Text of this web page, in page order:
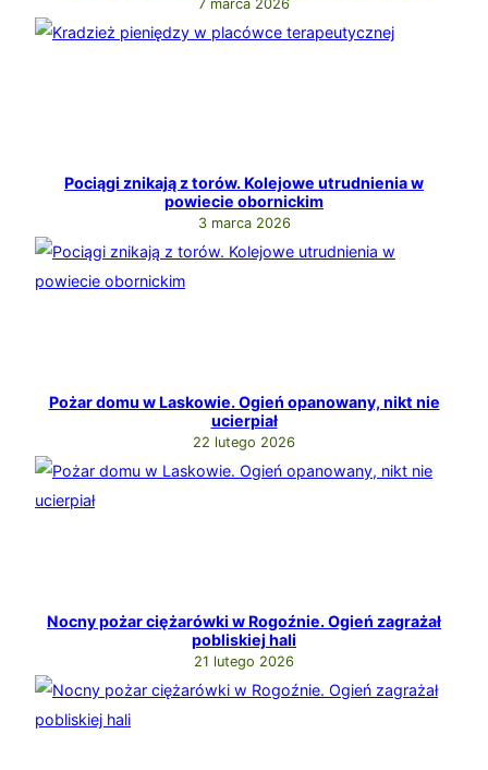
7 marca 2026
Pociągi znikają z torów. Kolejowe utrudnienia w
powiecie obornickim
3 marca 2026
Pożar domu w Laskowie. Ogień opanowany, nikt nie
ucierpiał
22 lutego 2026
Nocny pożar ciężarówki w Rogoźnie. Ogień zagrażał
pobliskiej hali
21 lutego 2026